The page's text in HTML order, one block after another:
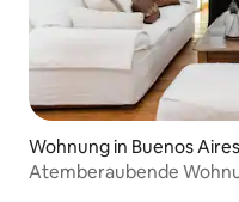
Wohnung in Buenos Aires
Atemberaubende